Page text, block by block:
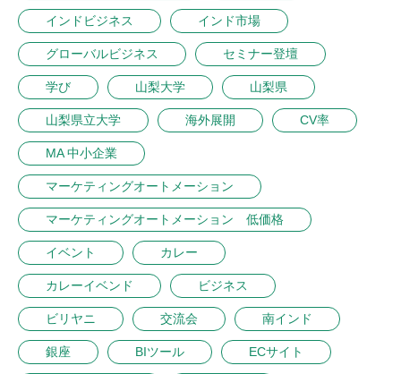
インドビジネス インド市場
グローバルビジネス セミナー登壇
学び 山梨大学 山梨県
山梨県立大学 海外展開 CV率
MA 中小企業
マーケティングオートメーション
マーケティングオートメーション 低価格
イベント カレー
カレーイベンド ビジネス
ビリヤニ 交流会 南インド
銀座 BIツール ECサイト